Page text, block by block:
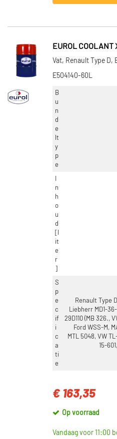
EUROL COOLANT
Vat, Renault Type D,
E504140-60L
B
u
n
d
e
lt
y
p
e
n
h
o
u
d
it
e
r
S
p
e
c
if
i
c
a
ti
e
Renault Type
Liebherr MD1-
29D110 (MB 326.,
Ford WSS-M,
MTL 5048, VW
15-
€ 163,35
Op voorraad
Vandaag voor 11:00